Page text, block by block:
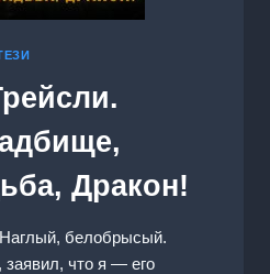
Дракон!
белобрысый.
что я — его